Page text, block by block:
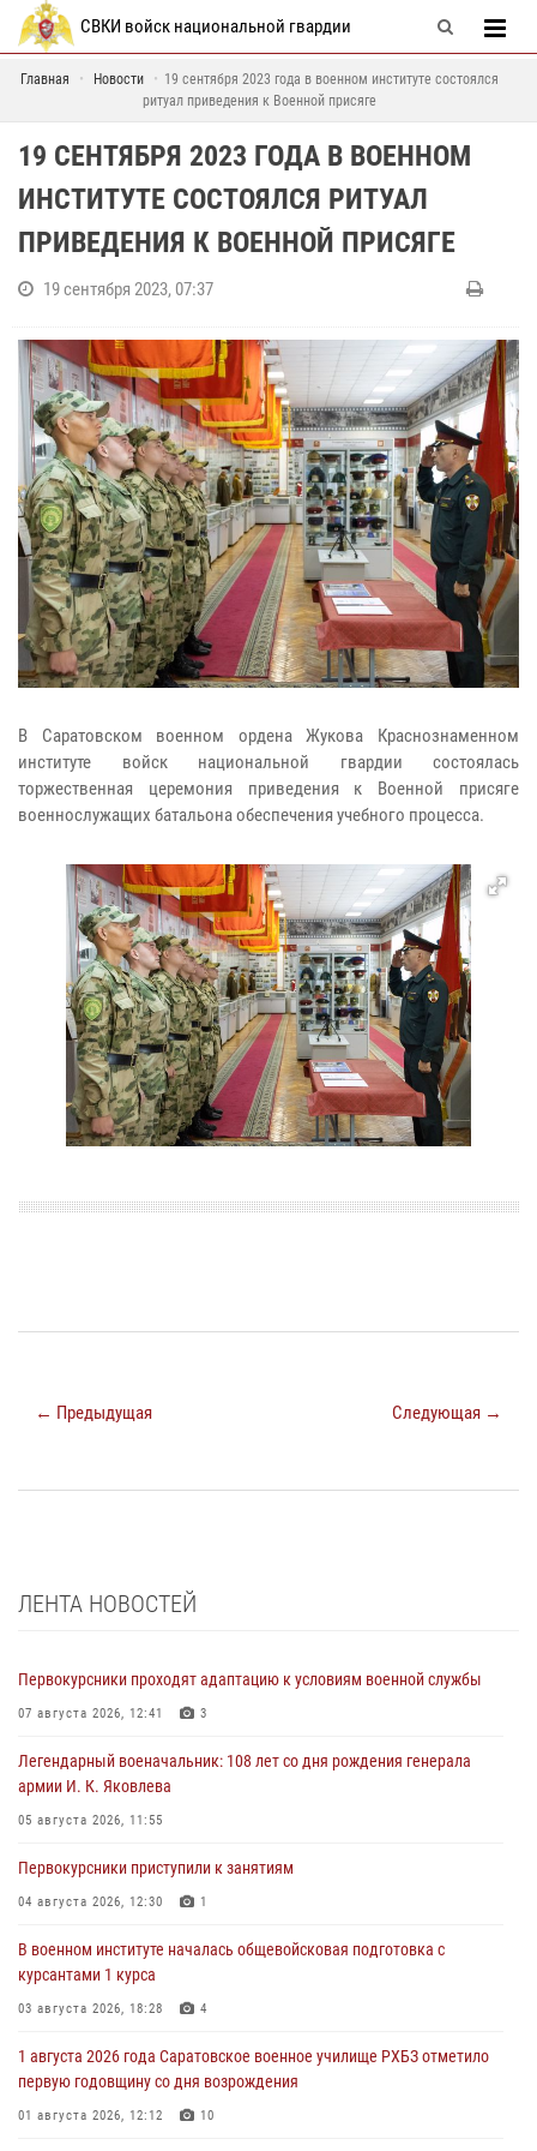
СВКИ войск национальной гвардии
Главная Новости
19 сентября 2023 года в военном институте состоялся
ритуал приведения к Военной присяге
19 СЕНТЯБРЯ 2023 ГОДА В ВОЕННОМ
ИНСТИТУТЕ СОСТОЯЛСЯ РИТУАЛ
ПРИВЕДЕНИЯ К ВОЕННОЙ ПРИСЯГЕ
19 сентября 2023, 07:37
В Саратовском военном ордена Жукова Краснознаменном
институте войск национальной гвардии состоялась
торжественная церемония приведения к Военной присяге
военнослужащих батальона обеспечения учебного процесса.
← Предыдущая Следующая →
ЛЕНТА НОВОСТЕЙ
Первокурсники проходят адаптацию к условиям военной службы
07 августа 2026, 12:41 3
Легендарный военачальник: 108 лет со дня рождения генерала
армии И. К. Яковлева
05 августа 2026, 11:55
Первокурсники приступили к занятиям
04 августа 2026, 12:30 1
В военном институте началась общевойсковая подготовка с
курсантами 1 курса
03 августа 2026, 18:28 4
1 августа 2026 года Саратовское военное училище РХБЗ отметило
первую годовщину со дня возрождения
01 августа 2026, 12:12 10